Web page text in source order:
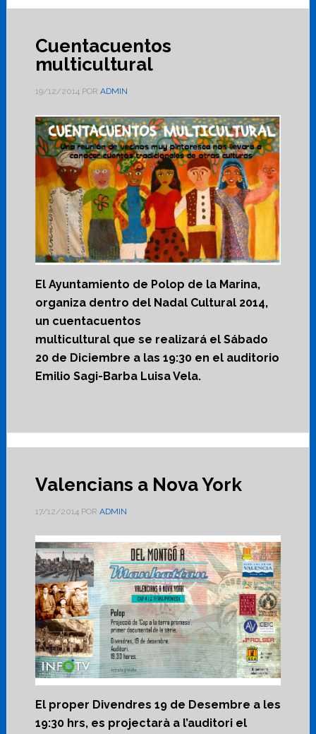
Cuentacuentos
multicultural
19/12/2014POR ADMIN
El Ayuntamiento de Polop de la Marina,
organiza dentro del Nadal Cultural 2014,
un cuentacuentos
multicultural que se realizará el Sábado
20 de Diciembre a las 19:30 en el auditorio
Emilio Sagi-Barba Luisa Vela.
Valencians a Nova York
17/12/2014POR ADMIN
El proper Divendres 19 de Desembre a les
19:30 hrs, es projectarà a l’auditori el